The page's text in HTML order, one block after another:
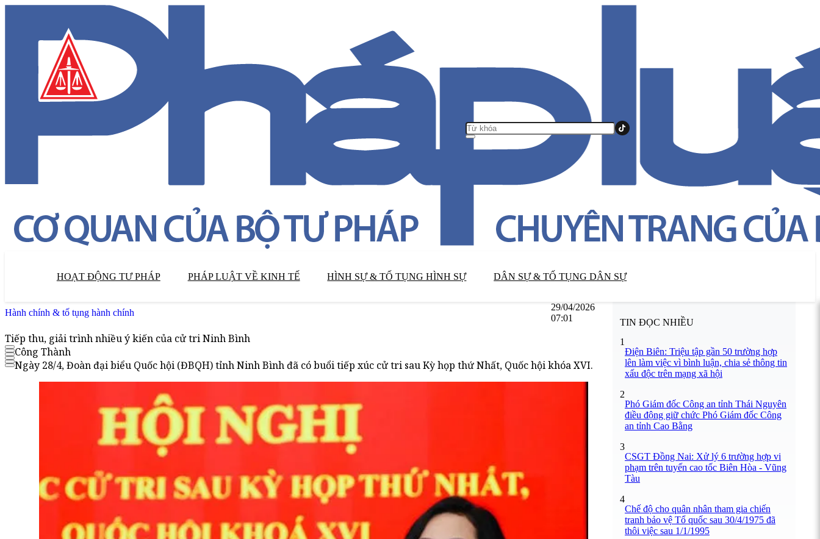
HOẠT ĐỘNG TƯ PHÁP PHÁP LUẬT VỀ KINH TẾ HÌNH SỰ & TỐ TỤNG HÌNH SỰ DÂN SỰ & TỐ TỤNG DÂN SỰ
Hành chính & tố tụng hành chính
29/04/2026
07:01
Tiếp thu, giải trình nhiều ý kiến của cử tri Ninh Bình
Công Thành
Ngày 28/4, Đoàn đại biểu Quốc hội (ĐBQH) tỉnh Ninh Bình đã có buổi tiếp xúc cử tri sau Kỳ họp thứ Nhất, Quốc hội khóa XVI.
TIN ĐỌC NHIỀU
1
Điện Biên: Triệu tập gần 50 trường hợp
lên làm việc vì bình luận, chia sẻ thông tin
xấu độc trên mạng xã hội
2
Phó Giám đốc Công an tỉnh Thái Nguyên
điều động giữ chức Phó Giám đốc Công
an tỉnh Cao Bằng
3
CSGT Đồng Nai: Xử lý 6 trường hợp vi
phạm trên tuyến cao tốc Biên Hòa - Vũng
Tàu
4
Chế độ cho quân nhân tham gia chiến
tranh bảo vệ Tổ quốc sau 30/4/1975 đã
thôi việc sau 1/1/1995